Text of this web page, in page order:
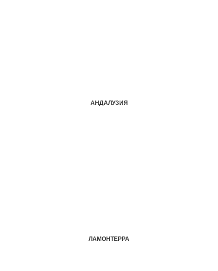
АНДАЛУЗИЯ
ЛАМОНТЕРРА